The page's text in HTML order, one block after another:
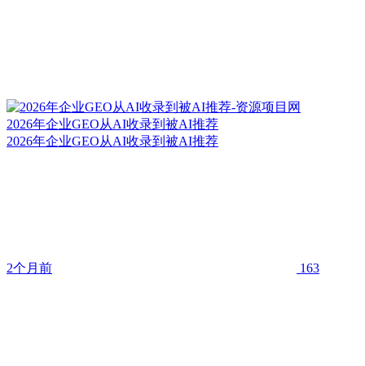
2026年企业GEO从AI收录到被AI推荐
2026年企业GEO从AI收录到被AI推荐
2个月前 163